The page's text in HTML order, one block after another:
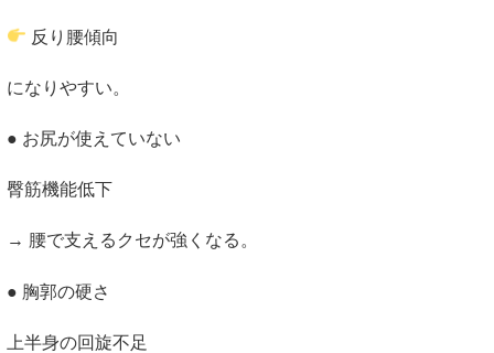
反り腰傾向
になりやすい。
● お尻が使えていない
臀筋機能低下
→ 腰で支えるクセが強くなる。
● 胸郭の硬さ
上半身の回旋不足